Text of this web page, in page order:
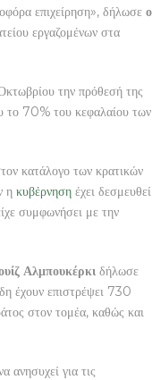
επιχείρηση», δήλωσε ο
εργαζομένων στα
την πρόθεσή της
το 70% του κεφαλαίου των
κατάλογο των κρατικών
η κυβέρνηση έχει δεσμευθεί
συμφωνήσει με την
Αλμπουκέρκι δήλωσε
έχουν επιστρέψει 730
στον τομέα, καθώς και
ανησυχεί για τις